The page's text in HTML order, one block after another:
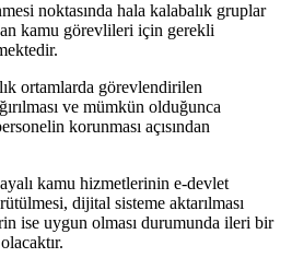
noktasında hala kalabalık gruplar
kamu görevlileri için gerekli
ortamlarda görevlendirilen
ve mümkün olduğunca
korunması açısından
kamu hizmetlerinin e-devlet
dijital sisteme aktarılması
ise uygun olması durumunda ileri bir